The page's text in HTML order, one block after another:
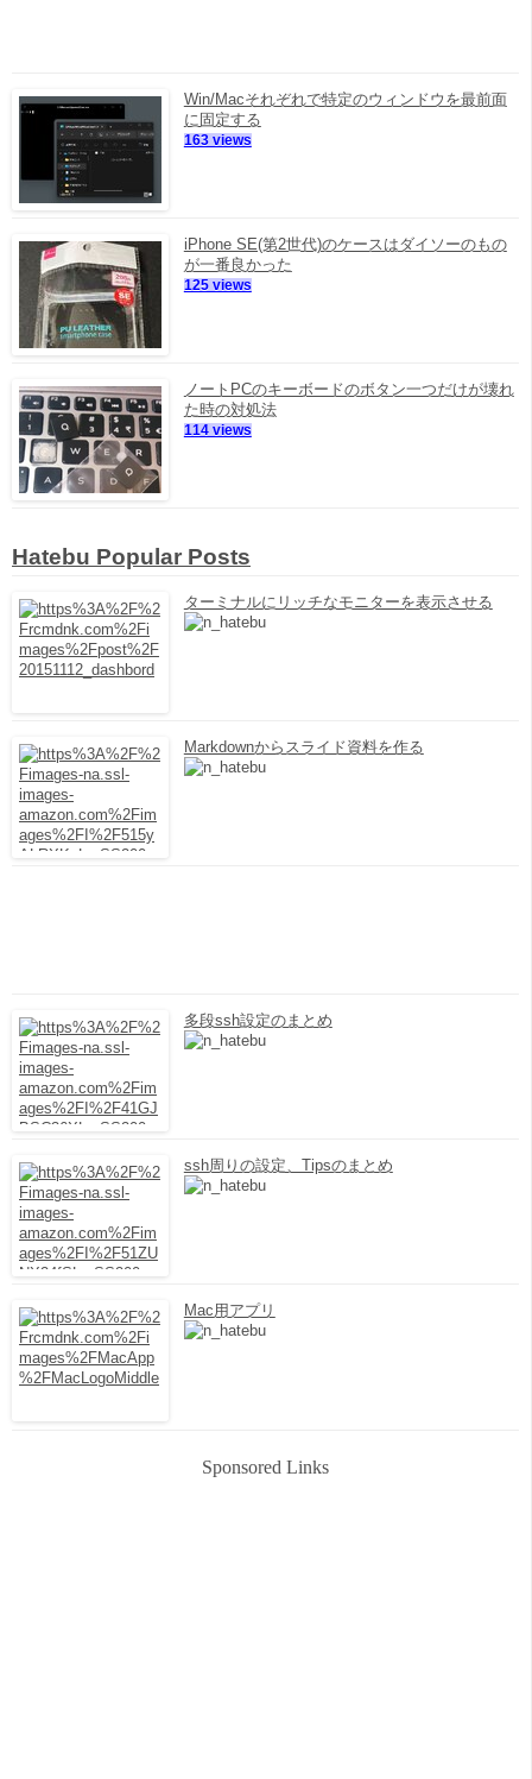
Win/Macそれぞれで特定のウィンドウを最前面
に固定する
163 views
iPhone SE(第2世代)のケースはダイソーのもの
が一番良かった
125 views
ノートPCのキーボードのボタン一つだけが壊れ
た時の対処法
114 views
Hatebu Popular Posts
ターミナルにリッチなモニターを表示させる
Markdownからスライド資料を作る
多段ssh設定のまとめ
ssh周りの設定、Tipsのまとめ
Mac用アプリ
Sponsored Links